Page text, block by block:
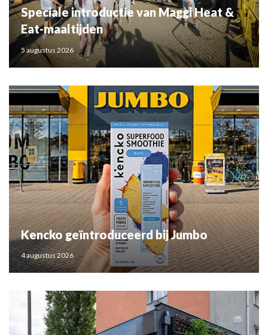
Speciale introductie van Maggi Heat &
Eat-maaltijden
5 augustus 2026
Kencko geïntroduceerd bij Jumbo
4 augustus 2026